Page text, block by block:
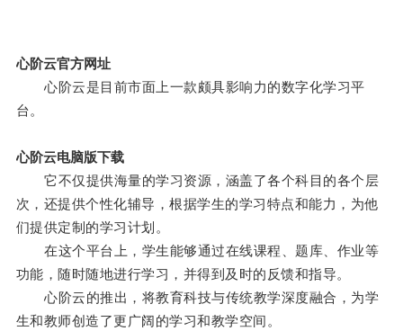
心阶云官方网址
心阶云是目前市面上一款颇具影响力的数字化学习平
台。
心阶云电脑版下载
它不仅提供海量的学习资源，涵盖了各个科目的各个层
次，还提供个性化辅导，根据学生的学习特点和能力，为他
们提供定制的学习计划。
在这个平台上，学生能够通过在线课程、题库、作业等
功能，随时随地进行学习，并得到及时的反馈和指导。
心阶云的推出，将教育科技与传统教学深度融合，为学
生和教师创造了更广阔的学习和教学空间。